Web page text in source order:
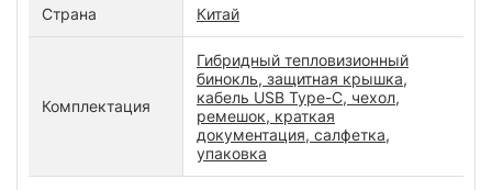
Страна Китай
Комплектация
Гибридный тепловизионный
бинокль, защитная крышка,
кабель USB Type-C, чехол,
ремешок, краткая
документация, салфетка,
упаковка